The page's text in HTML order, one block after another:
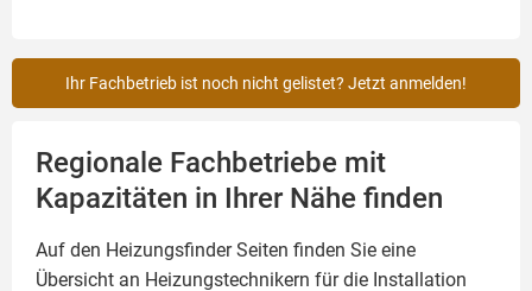
Ihr Fachbetrieb ist noch nicht gelistet? Jetzt anmelden!
Regionale Fachbetriebe mit
Kapazitäten in Ihrer Nähe finden
Auf den Heizungsfinder Seiten finden Sie eine
Übersicht an Heizungstechnikern für die Installation